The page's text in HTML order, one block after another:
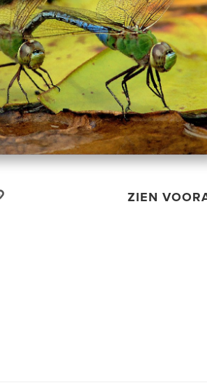
ZIEN